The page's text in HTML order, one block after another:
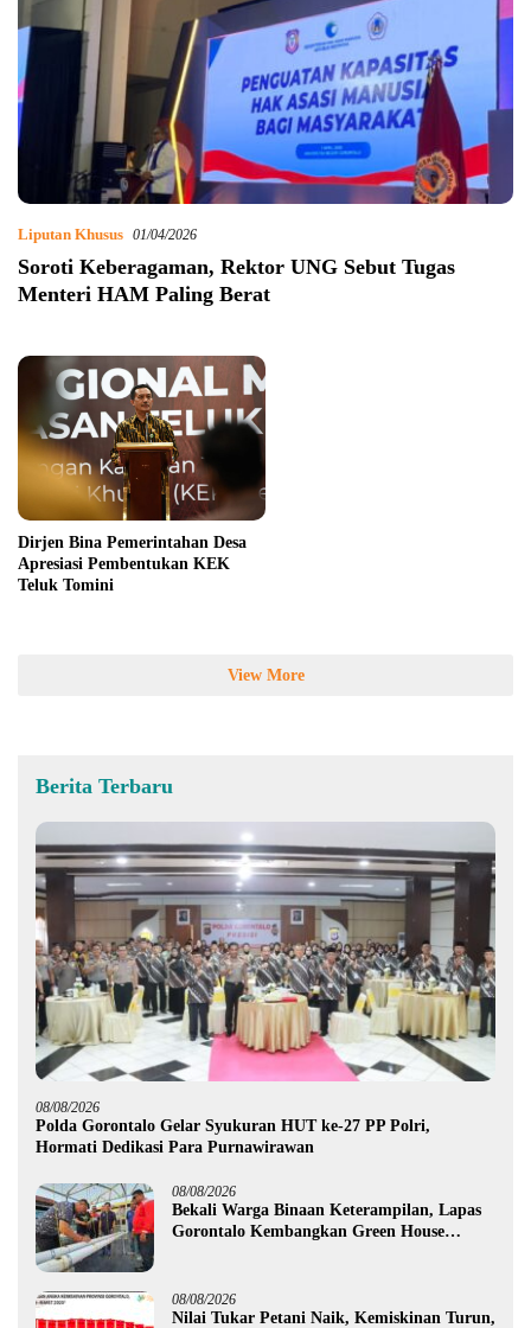
Liputan Khusus 01/04/2026
Soroti Keberagaman, Rektor UNG Sebut Tugas
Menteri HAM Paling Berat
Dirjen Bina Pemerintahan Desa
Apresiasi Pembentukan KEK
Teluk Tomini
View More
Berita Terbaru
08/08/2026
Polda Gorontalo Gelar Syukuran HUT ke-27 PP Polri,
Hormati Dedikasi Para Purnawirawan
08/08/2026
Bekali Warga Binaan Keterampilan, Lapas
Gorontalo Kembangkan Green House
08/08/2026
Nilai Tukar Petani Naik, Kemiskinan Turun,